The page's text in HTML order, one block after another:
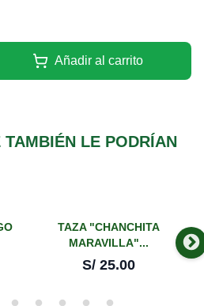
Añadir al carrito
TAMBIÉN LE PODRÍAN
TAZA "CHANCHITA
MARAVILLA"...
S/25.00